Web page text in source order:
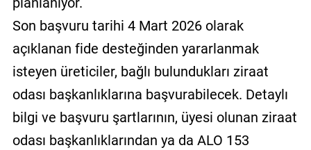
Son başvuru tarihi 4 Mart 2026 olarak
açıklanan fide desteğinden yararlanmak
isteyen üreticiler, bağlı bulundukları ziraat
odası başkanlıklarına başvurabilecek. Detaylı
bilgi ve başvuru şartlarının, üyesi olunan ziraat
odası başkanlıklarından ya da ALO 153